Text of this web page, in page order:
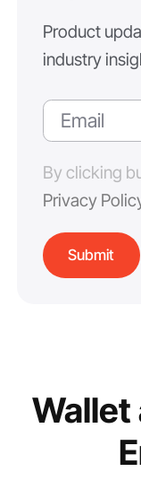
Product
industry
By clicking
Privacy